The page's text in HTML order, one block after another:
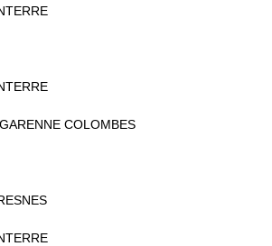
COLOMBES